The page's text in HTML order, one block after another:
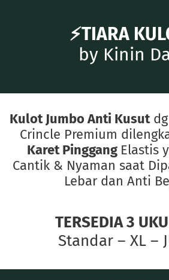
⚡TIARA
by Kinin
Kulot Jumbo Anti Kusutdg
Crincle Premium
Karet Pinggang Elastis
Cantik & Nyaman saat
Lebar dan Anti
TERSEDIA 3
Standar – XL –